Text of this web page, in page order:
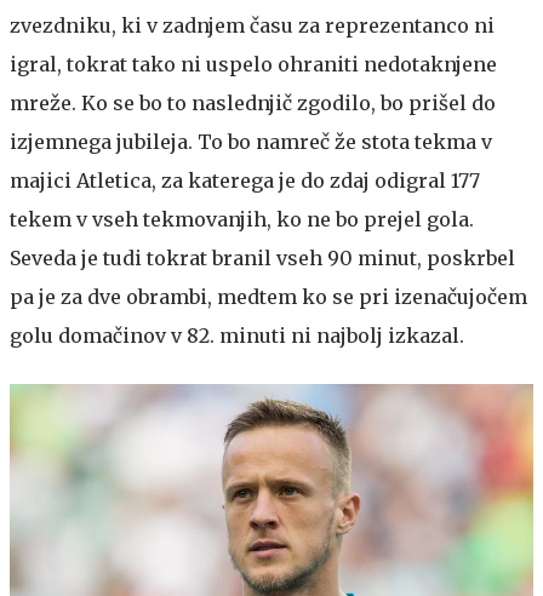
zvezdniku, ki v zadnjem času za reprezentanco ni
igral, tokrat tako ni uspelo ohraniti nedotaknjene
mreže. Ko se bo to naslednjič zgodilo, bo prišel do
izjemnega jubileja. To bo namreč že stota tekma v
majici Atletica, za katerega je do zdaj odigral 177
tekem v vseh tekmovanjih, ko ne bo prejel gola.
Seveda je tudi tokrat branil vseh 90 minut, poskrbel
pa je za dve obrambi, medtem ko se pri izenačujočem
golu domačinov v 82. minuti ni najbolj izkazal.